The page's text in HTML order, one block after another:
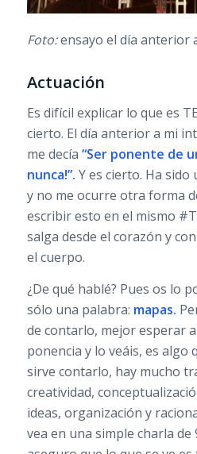
Foto:ensayo el día anterior
Actuación
Es difícil explicar lo que es
cierto. El día anterior a mi
me decía “Ser ponente de
nunca!”. Y es cierto. Ha
y no me ocurre otra forma
escribir esto en el mismo
salga desde el corazón y
el cuerpo.
¿De qué hablé? Pues os lo
sólo una palabra: mapas.
de contarlo, mejor esperar
ponencia y lo veáis, es algo
sirve contarlo, hay mucho
creatividad,
ideas, organización y
vea en una simple charla